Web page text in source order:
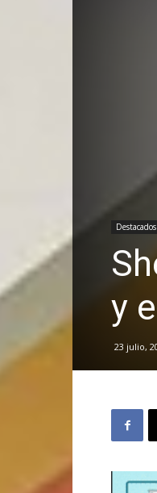
Destacados
y
23 julio,